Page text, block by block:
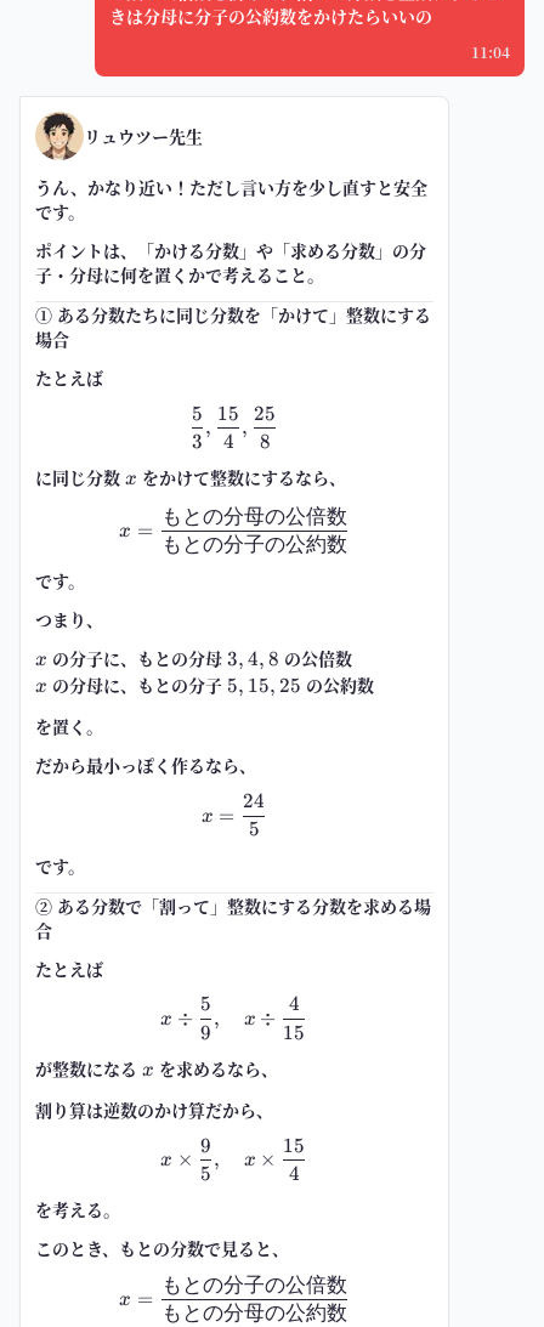
きは分母に分子の公約数をかけたらいいの
11:04
リュウツー先生
うん、かなり近い！ただし言い方を少し直すと安全
です。
ポイントは、
「かける分数」や「求める分数」の分
子・分母に何を置くかで考えること。
① ある分数たちに同じ分数を「かけて」整数にする
場合
たとえば
3
5
,
4
15
,
8
25
に同じ分数 x
x をかけて整数にするなら、
x=\frac{\text{もとの分母の公
x =
もとの分子の公約数
もとの分母の公倍数
です。
つまり、
x
x の分子に、もとの分母 3,4,8
3, 4, 8 の公倍数
x
x の分母に、もとの分子 5,15,25
5, 15, 25 の公約数
を置く。
だから最小っぽく作るなら、
x=\frac{24}{5}
x =
5
24
です。
② ある分数で「割って」整数にする分数を求める場
合
たとえば
x\div \frac{5}{9},\quad x\div
x ÷
9
5
, x ÷
15
4
が整数になる x
x を求めるなら、
割り算は逆数のかけ算だから、
x\times \frac{9}{5},\quad
x ×
5
9
, x ×
4
15
を考える。
このとき、もとの分数で見ると、
x=\frac{\text{もとの分子の公
x =
もとの分母の公約数
もとの分子の公倍数